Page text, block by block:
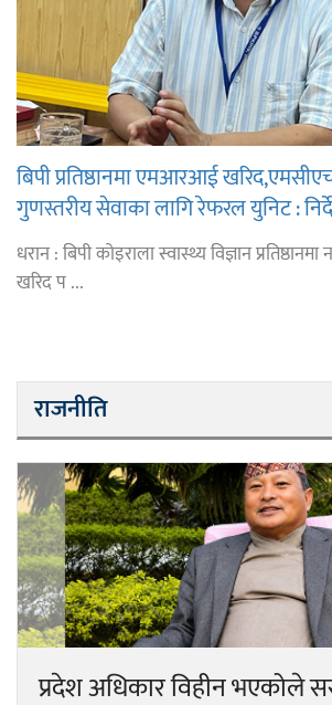
बिपी प्रतिष्ठानमा एमआरआई
गुणस्तरीय सेवाका लागि रेफरल युनिट :
धरान : बिपी कोइराला स्वास्थ्य विज्ञान
खरिद प ...
राजनीति
प्रदेश अधिकार विहीन भएकोले